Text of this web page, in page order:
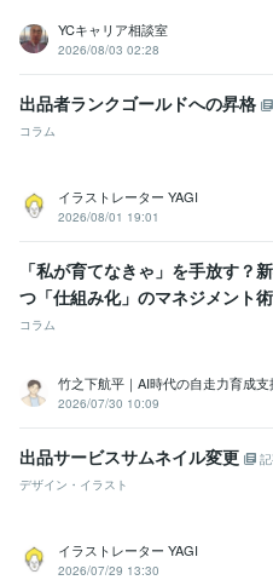
YCキャリア相談室
2026/08/03 02:28
出品者ランクゴールドへの昇格
コラム
イラストレーター YAGI
2026/08/01 19:01
「私が育てなきゃ」を手放す？
つ「仕組み化」のマネジメント術
コラム
竹之下航平｜AI時代の自走力育成支
2026/07/30 10:09
出品サービスサムネイル変更
デザイン・イラスト
イラストレーター YAGI
2026/07/29 13:30